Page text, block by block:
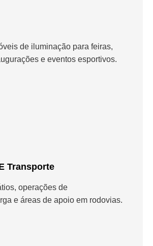
de iluminação para feiras,
e eventos esportivos.
Transporte
operações de
e áreas de apoio em rodovias.